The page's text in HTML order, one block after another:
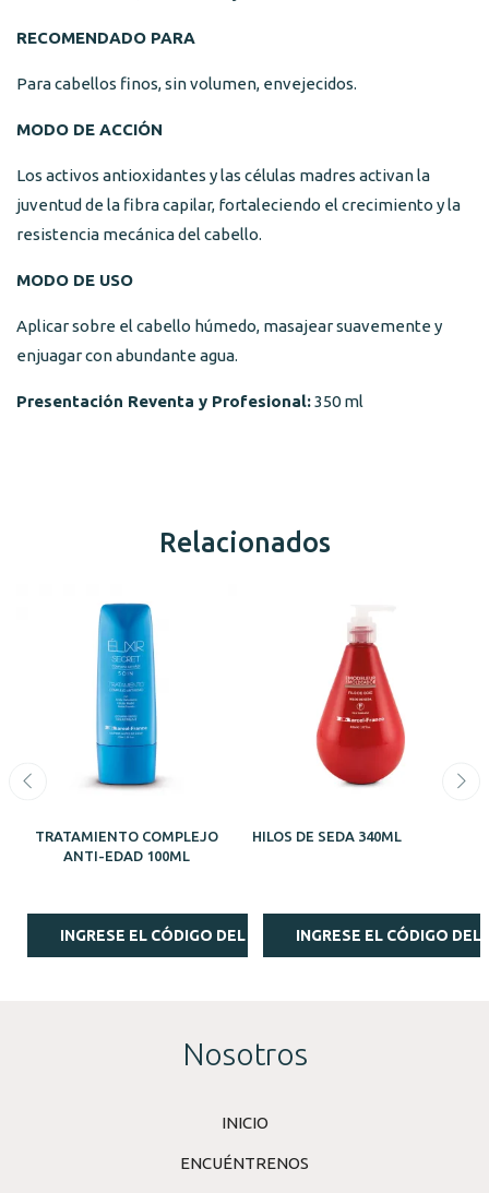
RECOMENDADO PARA
Para cabellos finos, sin volumen, envejecidos.
MODO DE ACCIÓN
Los activos antioxidantes y las células madres activan la
juventud de la fibra capilar, fortaleciendo el crecimiento y la
resistencia mecánica del cabello.
MODO DE USO
Aplicar sobre el cabello húmedo, masajear suavemente y
enjuagar con abundante agua.
Presentación Reventa y Profesional:350 ml
Relacionados
TRATAMIENTO COMPLEJO
ANTI-EDAD 100ML
INGRESE EL CÓDIGO DEL ESTILISTA
HILOS DE SEDA 340ML
INGRESE EL CÓDIGO DEL
Nosotros
INICIO
ENCUÉNTRENOS